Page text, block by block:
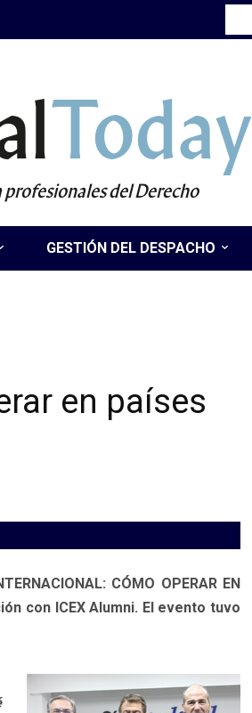
Today
profesionales del Derecho
GESTIÓN DEL DESPACHO
en países
CÓMO OPERAR EN
con ICEX Alumni. El evento tuvo